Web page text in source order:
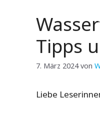
Tipps
7. März 2024 von
Liebe